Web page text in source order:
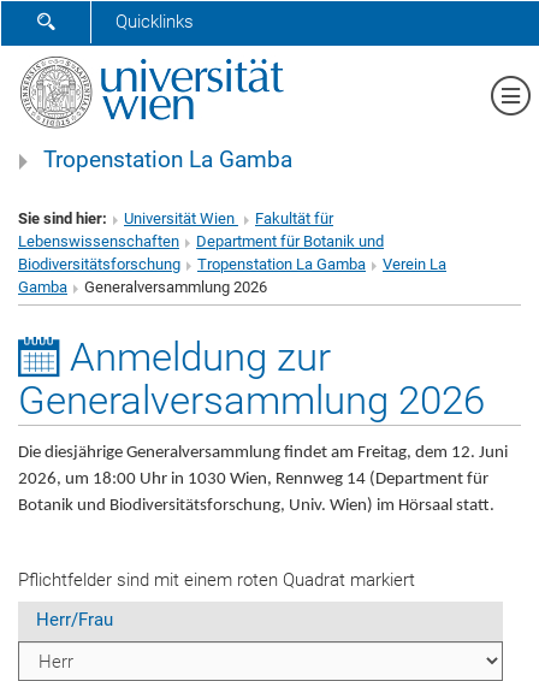
SUCHFORMULAR ÖFFNEN
Quicklinks
Tropenstation La Gamba
Sie sind hier: Universität Wien
Fakultät für
Lebenswissenschaften
Department für Botanik und
Biodiversitätsforschung
Tropenstation La Gamba
Verein La
Gamba
Generalversammlung 2026
Anmeldung zur
Generalversammlung 2026
Die diesjährige Generalversammlung findet am Freitag, dem 12. Juni
2026, um 18:00 Uhr in 1030 Wien, Rennweg 14 (Department für
Botanik und Biodiversitätsforschung, Univ. Wien) im Hörsaal statt.
Pflichtfelder sind mit einem roten Quadrat markiert
Herr/Frau